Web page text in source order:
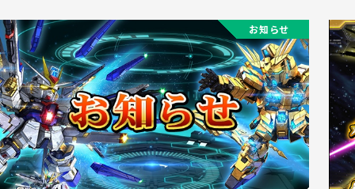
お知らせ